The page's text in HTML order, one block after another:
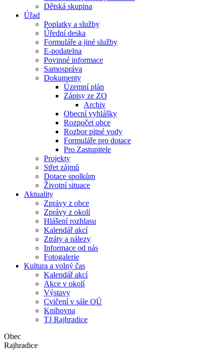
Dětská skupina
Úřad
Poplatky a služby
Úřední deska
Formuláře a jiné služby
E-podatelna
Povinné informace
Samospráva
Dokumenty
Územní plán
Zápisy ze ZO
Archiv
Obecní vyhlášky
Rozpočet obce
Rozbor pitné vody
Formuláře pro dotace
Pro Zastupitele
Projekty
Střet zájmů
Dotace spolkům
Životní situace
Aktuality
Zprávy z obce
Zprávy z okolí
Hlášení rozhlasu
Kalendář akcí
Ztráty a nálezy
Informace od nás
Fotogalerie
Kultura a volný čas
Kalendář akcí
Akce v okolí
Výstavy
Cvičení v sále OÚ
Knihovna
TJ Rajhradice
Obec
Rajhradice